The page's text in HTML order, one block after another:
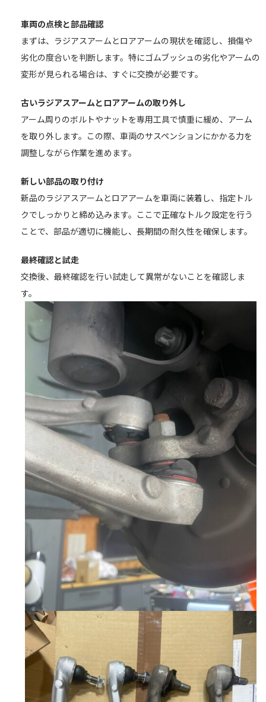
車両の点検と部品確認
まずは、ラジアスアームとロアアームの現状を確認し、損傷や
劣化の度合いを判断します。特にゴムブッシュの劣化やアームの
変形が見られる場合は、すぐに交換が必要です。
古いラジアスアームとロアアームの取り外し
アーム周りのボルトやナットを専用工具で慎重に緩め、アーム
を取り外します。この際、車両のサスペンションにかかる力を
調整しながら作業を進めます。
新しい部品の取り付け
新品のラジアスアームとロアアームを車両に装着し、指定トル
クでしっかりと締め込みます。ここで正確なトルク設定を行う
ことで、部品が適切に機能し、長期間の耐久性を確保します。
最終確認と試走
交換後、最終確認を行い試走して異常がないことを確認しま
す。